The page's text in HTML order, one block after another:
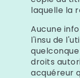
laquelle la
Aucune
l'insu de
droits
acquéreur